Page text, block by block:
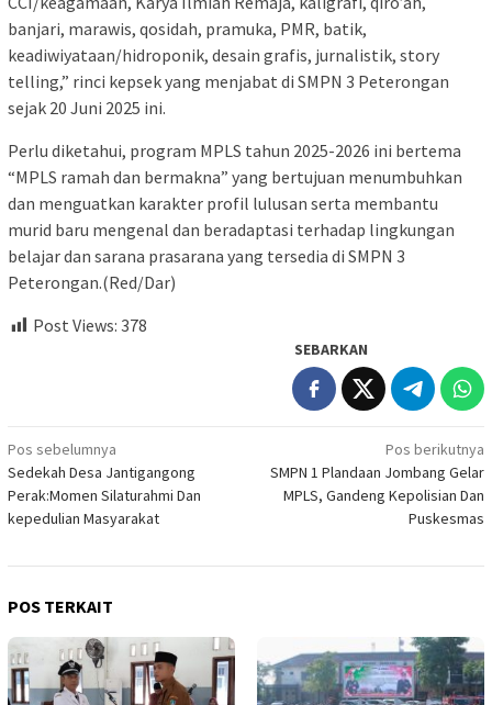
banjari, marawis, qosidah, pramuka, PMR, batik,
keadiwiyataan/hidroponik, desain grafis, jurnalistik, story
telling,” rinci kepsek yang menjabat di SMPN 3 Peterongan
sejak 20 Juni 2025 ini.
Perlu diketahui, program MPLS tahun 2025-2026 ini bertema
“MPLS ramah dan bermakna” yang bertujuan menumbuhkan
dan menguatkan karakter profil lulusan serta membantu
murid baru mengenal dan beradaptasi terhadap lingkungan
belajar dan sarana prasarana yang tersedia di SMPN 3
Peterongan.(Red/Dar)
Post Views: 378
SEBARKAN
Navigasi
pos
Pos sebelumnya
Sedekah Desa Jantigangong
Perak:Momen Silaturahmi Dan
kepedulian Masyarakat
Pos berikutnya
SMPN 1 Plandaan Jombang Gelar
MPLS, Gandeng Kepolisian Dan
Puskesmas
POS TERKAIT